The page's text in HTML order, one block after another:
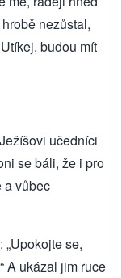
nezůstal,
budou mít
učedníci
se báli, že i pro
a vůbec
se,
A ukázal jim ruce